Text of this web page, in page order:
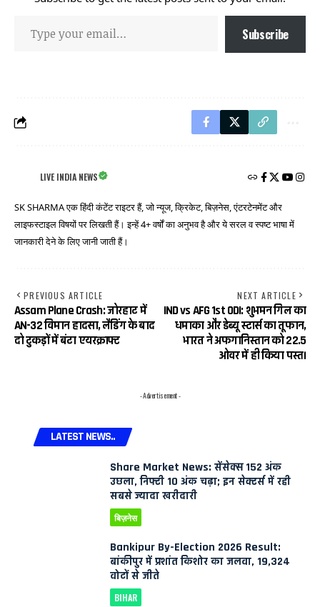
Subscribe
LIVE INDIA NEWS
SK SHARMA एक हिंदी कंटेंट राइटर हैं, जो न्यूज, क्रिकेट, बिज़नेस, एंटरटेनमेंट और
लाइफस्टाइल विषयों पर लिखती हैं। इन्हें 4+ वर्षों का अनुभव है और ये सरल व स्पष्ट भाषा में
जानकारी देने के लिए जानी जाती हैं।
PREVIOUS ARTICLE
Assam Plane Crash: जोरहाट में
AN-32 विमान हादसा, लैंडिंग के बाद
दो टुकड़ों में बंटा एयरक्राफ्ट
NEXT ARTICLE
IND vs AFG 1st ODI: शुभमन गिल का
धमाका और डेब्यू स्टार्स का तूफान,
भारत ने अफगानिस्तान को 22.5
ओवर में ही किया पस्त।
- Advertisement -
LATEST NEWS..
Share Market News: सेंसेक्स 152 अंक
उछला, निफ्टी 10 अंक चढ़ा; इन सेक्टर्स में रही
सबसे ज्यादा खरीदारी
बिज़नेस
Bankipur By-Election 2026 Result:
बांकीपुर में प्रशांत किशोर का जलवा, 19,324
वोटों से जीते
BIHAR